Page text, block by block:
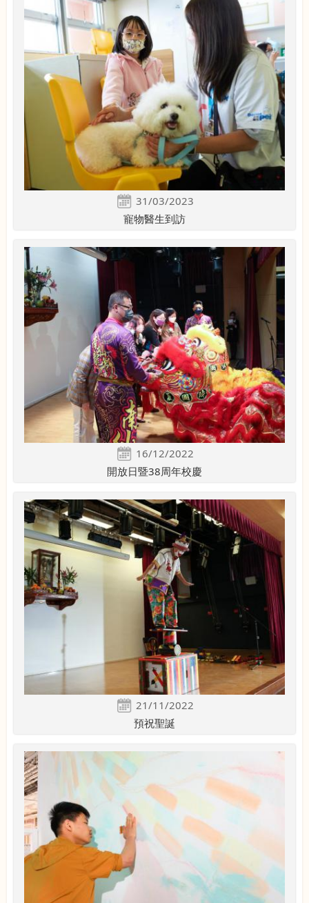
31/03/2023
寵物醫生到訪
16/12/2022
開放日暨38周年校慶
21/11/2022
預祝聖誕